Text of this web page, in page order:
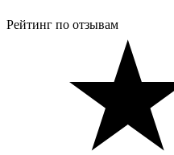
Рейтинг по отзывам